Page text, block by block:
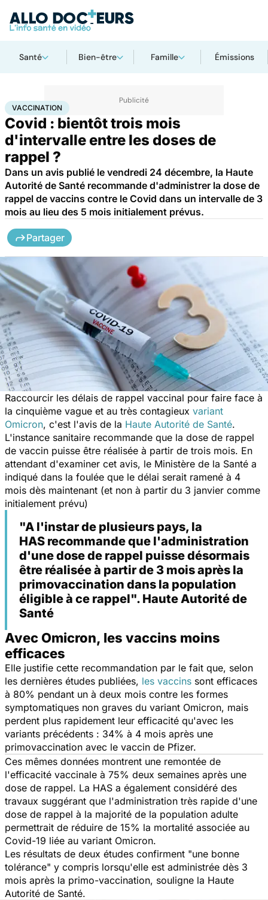
Santé Bien-être Famille Émissions
AccueilSantéVaccination
VACCINATION
Covid : bientôt trois mois
d'intervalle entre les doses de
rappel ?
Dans un avis publié le vendredi 24 décembre, la Haute
Autorité de Santé recommande d'administrer la dose de
rappel de vaccins contre le Covid dans un intervalle de 3
mois au lieu des 5 mois initialement prévus.
Partager
Raccourcir les délais de rappel vaccinal pour faire face à
la cinquième vague et au très contagieux variant
Omicron, c'est l'avis de la Haute Autorité de Santé.
L'instance sanitaire recommande que la dose de rappel
de vaccin puisse être réalisée à partir de trois mois. En
attendant d'examiner cet avis, le Ministère de la Santé a
indiqué dans la foulée que le délai serait ramené à 4
mois dès maintenant (et non à partir du 3 janvier comme
initialement prévu)
"A l'instar de plusieurs pays, la
HAS recommande que l'administration
d'une dose de rappel puisse désormais
être réalisée à partir de 3 mois après la
primovaccination dans la population
éligible à ce rappel". Haute Autorité de
Santé
Avec Omicron, les vaccins moins
efficaces
Elle justifie cette recommandation par le fait que, selon
les dernières études publiées, les vaccins sont efficaces
à 80% pendant un à deux mois contre les formes
symptomatiques non graves du variant Omicron, mais
perdent plus rapidement leur efficacité qu'avec les
variants précédents : 34% à 4 mois après une
primovaccination avec le vaccin de Pfizer.
Ces mêmes données montrent une remontée de
l'efficacité vaccinale à 75% deux semaines après une
dose de rappel. La HAS a également considéré des
travaux suggérant que l'administration très rapide d'une
dose de rappel à la majorité de la population adulte
permettrait de réduire de 15% la mortalité associée au
Covid-19 liée au variant Omicron.
Les résultats de deux études confirment "une bonne
tolérance" y compris lorsqu'elle est administrée dès 3
mois après la primo-vaccination, souligne la Haute
Autorité de Santé.